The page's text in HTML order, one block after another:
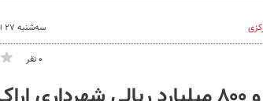
سه‌شنبه ۲۷ اسفند ۱۳۹۸ - ۱۲:۲۶
۰ نفر